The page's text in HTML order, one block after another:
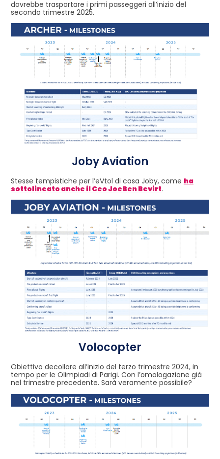
dovrebbe trasportare i primi passeggeri all’inizio del
secondo trimestre 2025.
Joby Aviation
Stesse tempistiche per l’eVtol di casa Joby, come ha
sottolineato anche il Ceo JoeBen Bevirt.
Volocopter
Obiettivo decollare all’inizio del terzo trimestre 2024, in
tempo per le Olimpiadi di Parigi. Con l’omologazione già
nel trimestre precedente. Sarà veramente possibile?